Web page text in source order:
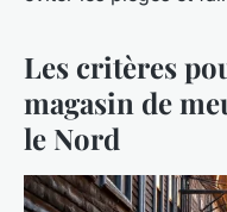
Les critères
magasin de
le Nord